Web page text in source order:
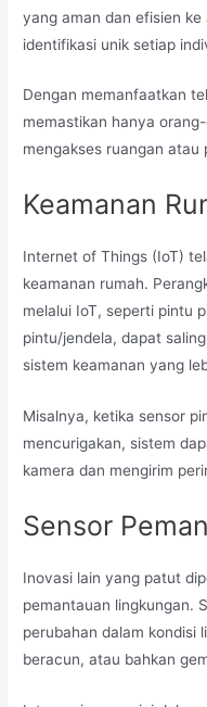
yang aman dan efisien
identifikasi unik setiap
Dengan memanfaatkan
memastikan hanya
mengakses ruangan atau
Keamanan
Internet of Things (IoT)
keamanan rumah.
melalui IoT, seperti pintu
pintu/jendela, dapat
sistem keamanan yang
Misalnya, ketika sensor
mencurigakan, sistem
kamera dan mengirim
Sensor
Inovasi lain yang patut
pemantauan lingkungan.
perubahan dalam kondisi
beracun, atau bahkan